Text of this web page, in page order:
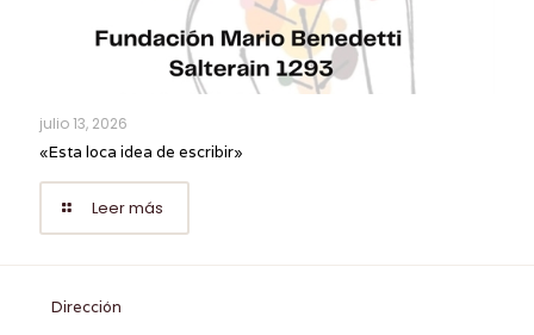
julio 13, 2026
«Esta loca idea de escribir»
Leer más
Dirección